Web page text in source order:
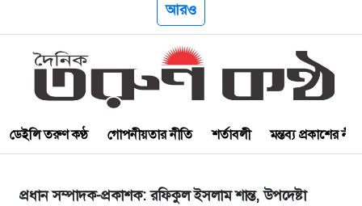
আরও
ডেইলি তরুণ কণ্ঠ গোপনীয়তার নীতি শর্তাবলী মন্তব্য প্রকাশের
প্রধান সম্পাদক-প্রকাশক: রফিকুল ইসলাম শান্ত, উপদেষ্টা